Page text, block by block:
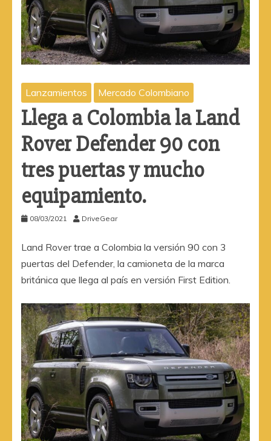
Lanzamientos Mercado Colombiano
Llega a Colombia la Land
Rover Defender 90 con
tres puertas y mucho
equipamiento.
08/03/2021 DriveGear
Land Rover trae a Colombia la versión 90 con 3
puertas del Defender, la camioneta de la marca
británica que llega al país en versión First Edition.